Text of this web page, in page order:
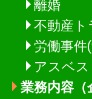
離婚
不動産ト
労働事件
アスベス
業務内容（